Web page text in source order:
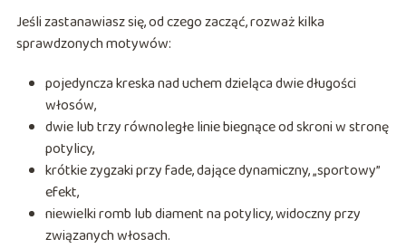
Jeśli zastanawiasz się, od czego zacząć, rozważ kilka
sprawdzonych motywów:
pojedyncza kreska nad uchem dzieląca dwie długości
włosów,
dwie lub trzy równoległe linie biegnące od skroni w stronę
potylicy,
krótkie zygzaki przy fade, dające dynamiczny, „sportowy”
efekt,
niewielki romb lub diament na potylicy, widoczny przy
związanych włosach.